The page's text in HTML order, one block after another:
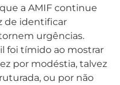
a AMIF continue
de identificar
urgências.
foi tímido ao mostrar
por modéstia, talvez
ou por não